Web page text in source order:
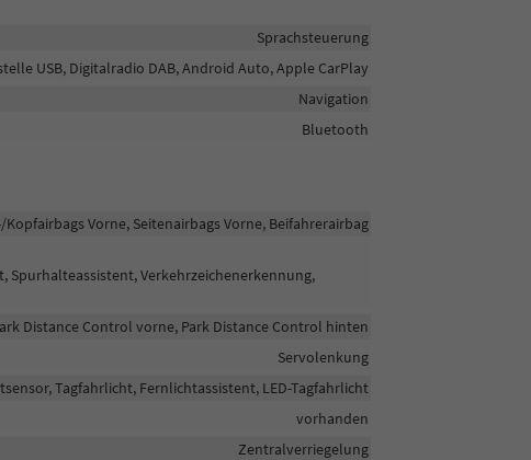
Sprachsteuerung
USB, Digitalradio DAB, Android Auto, Apple CarPlay
Navigation
Bluetooth
Kopfairbags Vorne, Seitenairbags Vorne, Beifahrerairbag
Spurhalteassistent, Verkehrzeichenerkennung,
Distance Control vorne, Park Distance Control hinten
Servolenkung
Tagfahrlicht, Fernlichtassistent, LED-Tagfahrlicht
vorhanden
Zentralverriegelung